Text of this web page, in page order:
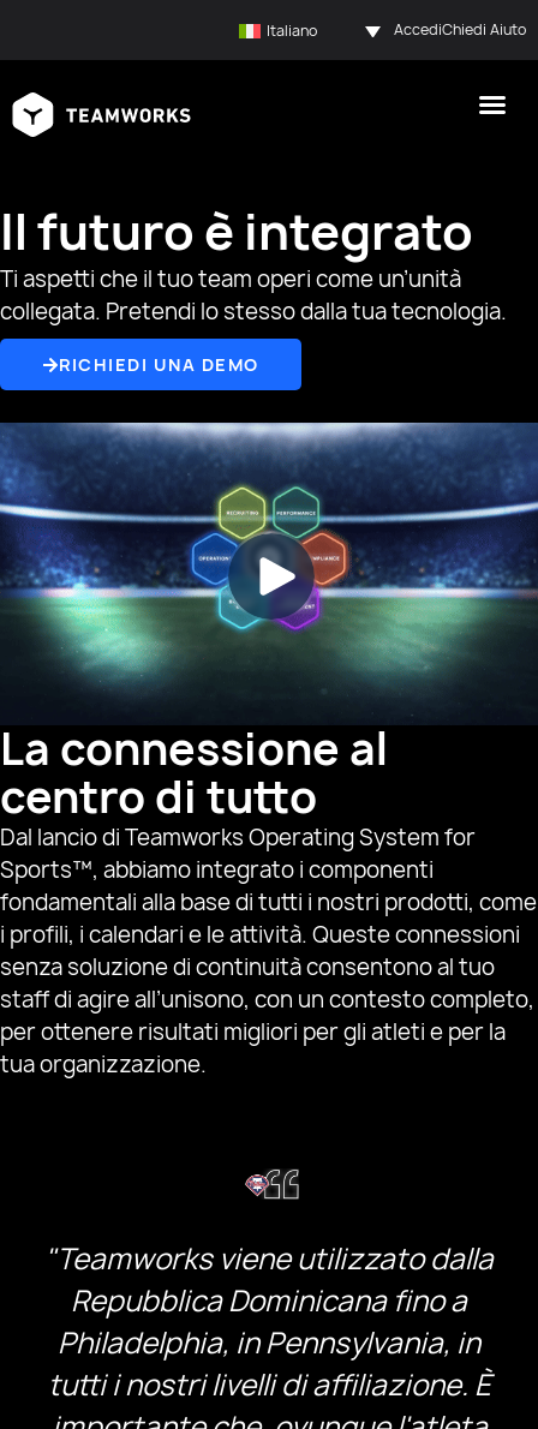
Italiano AccediChiedi Aiuto
Il futuro è integrato
Ti aspetti che il tuo team operi come un’unità
collegata. Pretendi lo stesso dalla tua tecnologia.
RICHIEDI UNA DEMO
La connessione al
centro di tutto
Dal lancio di Teamworks Operating System for
Sports™, abbiamo integrato i componenti
fondamentali alla base di tutti i nostri prodotti, come
i profili, i calendari e le attività. Queste connessioni
senza soluzione di continuità consentono al tuo
staff di agire all’unisono, con un contesto completo,
per ottenere risultati migliori per gli atleti e per la
tua organizzazione.
"Teamworks viene utilizzato dalla
Repubblica Dominicana fino a
Philadelphia, in Pennsylvania, in
tutti i nostri livelli di affiliazione. È